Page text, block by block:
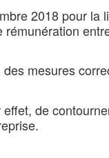
2018 pour
mesures
de